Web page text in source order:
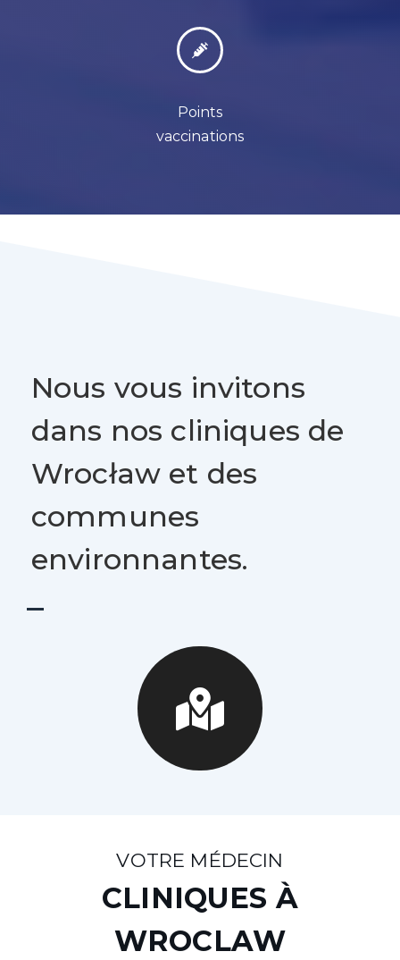
Points
vaccinations
Nous vous invitons
dans nos cliniques de
Wrocław et des
communes
environnantes.
VOTRE MÉDECIN
CLINIQUES À
WROCLAW